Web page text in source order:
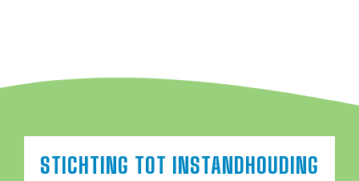
STICHTING TOT INSTANDHOUDING